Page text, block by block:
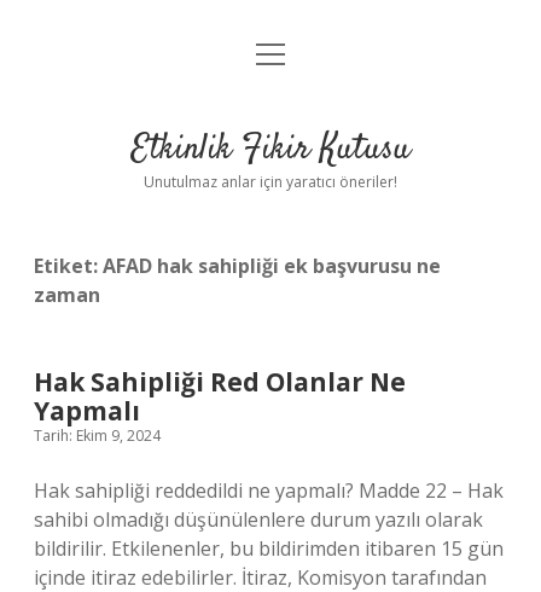
Anasayfa
Yasal Uyarı
menüyü
Etkinlik Fikir Kutusu
Unutulmaz anlar için yaratıcı öneriler!
Etiket:AFAD hak sahipliği ek başvurusu ne
zaman
Hak Sahipliği Red Olanlar Ne
Yapmalı
Tarih: Ekim 9, 2024
Hak sahipliği reddedildi ne yapmalı? Madde 22 – Hak
sahibi olmadığı düşünülenlere durum yazılı olarak
bildirilir. Etkilenenler, bu bildirimden itibaren 15 gün
içinde itiraz edebilirler. İtiraz, Komisyon tarafından